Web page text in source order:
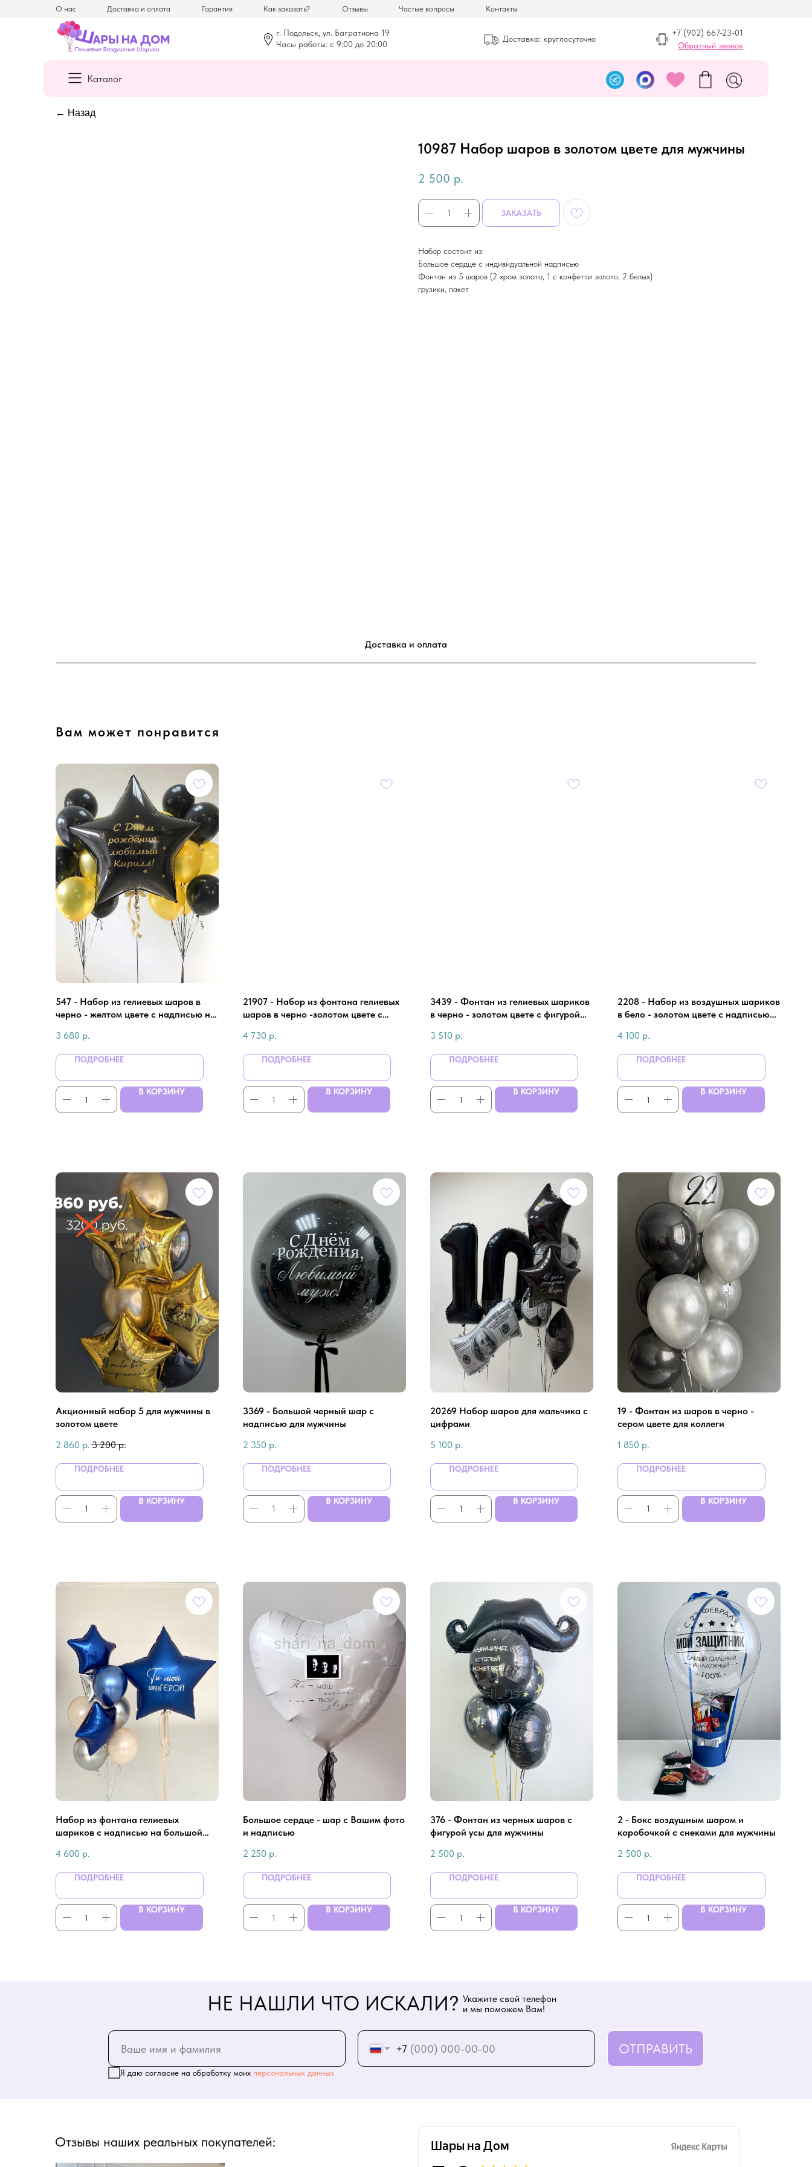
Отзывы Частые вопросы Контакты
Гарантия Как заказать?
Доставка и оплата
О нас
+7 (902) 667-23-01
Обратный звонок
г. Подольск, ул. Багратиона 19
Часы работы: с 9:00 до 20:00
Доставка: круглосуточно
Каталог
← Назад
10987 Набор шаров в золотом цвете для мужчины
2 500 р.
ЗАКАЗАТЬ
Набор состоит из:
Большое сердце с индивидуальной надписью
Фонтан из 5 шаров (2 хром золото, 1 с конфетти золото, 2 белых)
грузики, пакет
Доставка и оплата
Вам может понравится
547 - Набор из гелиевых шаров в
черно - желтом цвете с надписью на
3 680 р.
ПОДРОБНЕЕ
В КОРЗИНУ
21907 - Набор из фонтана гелиевых
шаров в черно -золотом цвете с
4 730 р.
ПОДРОБНЕЕ
В КОРЗИНУ
3439 - Фонтан из гелиевых шариков
в черно - золотом цвете с фигурой
3 510 р.
ПОДРОБНЕЕ
В КОРЗИНУ
2208 - Набор из воздушных шариков
в бело - золотом цвете с надписью
4 100 р.
ПОДРОБНЕЕ
В КОРЗИНУ
Aкционный нaбор 5 для мужчины в
золотом цвете
2 860 р. 3 200 р.
ПОДРОБНЕЕ
В КОРЗИНУ
3369 - Большой черный шар с
надписью для мужчины
2 350 р.
ПОДРОБНЕЕ
В КОРЗИНУ
20269 Набор шаров для мальчика с
цифрами
5 100 р.
ПОДРОБНЕЕ
В КОРЗИНУ
19 - Фонтан из шаров в черно -
сером цвете для коллеги
1 850 р.
ПОДРОБНЕЕ
В КОРЗИНУ
Набор из фонтана гелиевых
шариков с надписью на большой
4 600 р.
ПОДРОБНЕЕ
В КОРЗИНУ
Большое сердце - шар с Вашим фото
и надписью
2 250 р.
ПОДРОБНЕЕ
В КОРЗИНУ
376 - Фонтан из черных шаров с
фигурой усы для мужчины
2 500 р.
ПОДРОБНЕЕ
В КОРЗИНУ
2 - Бокс воздушным шаром и
коробочкой с снеками для мужчины
2 500 р.
ПОДРОБНЕЕ
В КОРЗИНУ
+7
Я даю согласие на обработку моих персональных данных
ОТПРАВИТЬ
НЕ НАШЛИ ЧТО ИСКАЛИ? Укажите свой телефон
и мы поможем Вам!
Отзывы наших реальных покупателей: